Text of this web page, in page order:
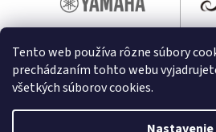
Tento web používa rôzne súbory
prechádzaním tohto webu
všetkých súborov cookies.
Vytvoril